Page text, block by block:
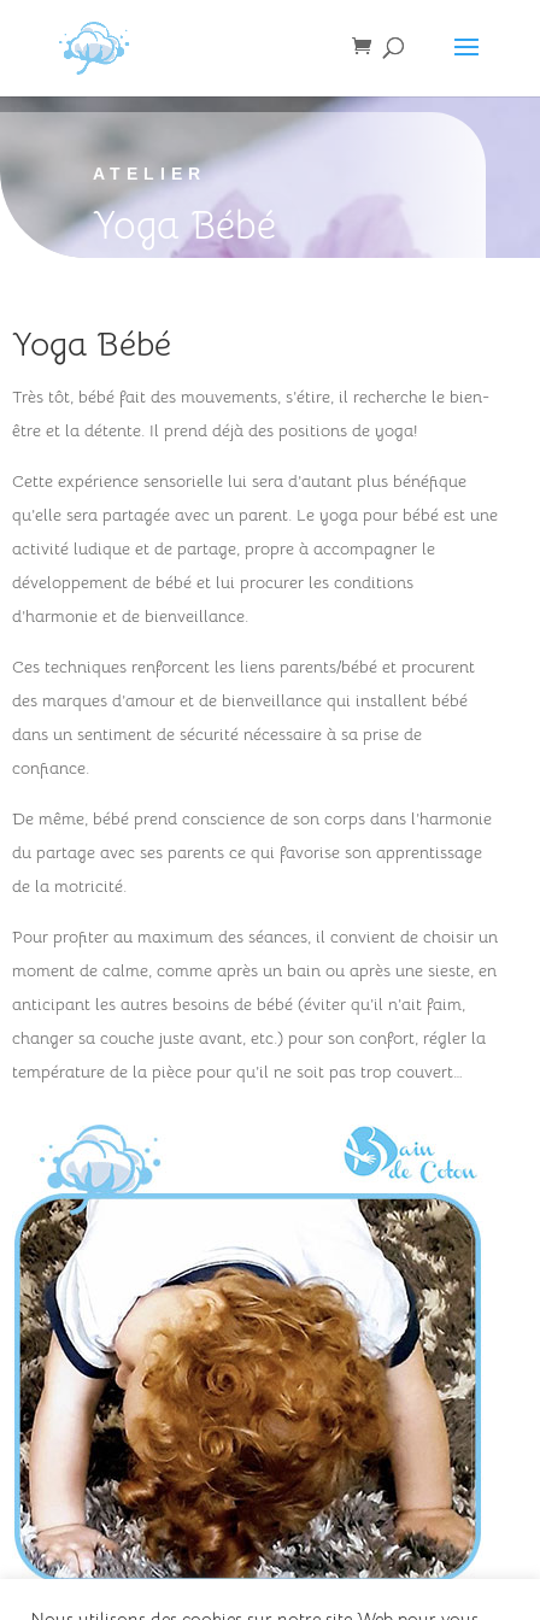
ATELIER
Yoga Bébé
Yoga Bébé
Très tôt, bébé fait des mouvements, s’étire, il recherche le bien-
être et la détente. Il prend déjà des positions de yoga!
Cette expérience sensorielle lui sera d’autant plus bénéfique
qu’elle sera partagée avec un parent. Le yoga pour bébé est une
activité ludique et de partage, propre à accompagner le
développement de bébé et lui procurer les conditions
d’harmonie et de bienveillance.
Ces techniques renforcent les liens parents/bébé et procurent
des marques d’amour et de bienveillance qui installent bébé
dans un sentiment de sécurité nécessaire à sa prise de
confiance.
De même, bébé prend conscience de son corps dans l’harmonie
du partage avec ses parents ce qui favorise son apprentissage
de la motricité.
Pour profiter au maximum des séances, il convient de choisir un
moment de calme, comme après un bain ou après une sieste, en
anticipant les autres besoins de bébé (éviter qu’il n’ait faim,
changer sa couche juste avant, etc.) pour son confort, régler la
température de la pièce pour qu’il ne soit pas trop couvert…